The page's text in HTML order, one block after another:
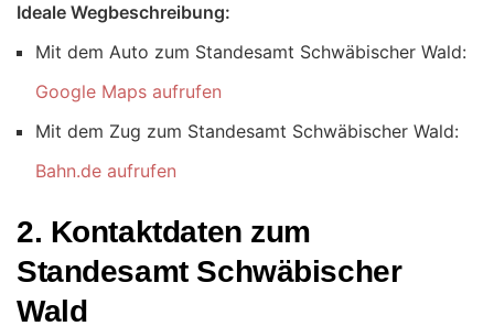
Ideale Wegbeschreibung:
Mit dem Auto zum Standesamt Schwäbischer Wald:
Google Maps aufrufen
Mit dem Zug zum Standesamt Schwäbischer Wald:
Bahn.de aufrufen
2. Kontaktdaten zum
Standesamt Schwäbischer
Wald